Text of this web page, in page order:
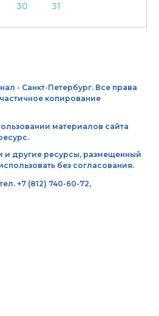
30 31
- Санкт-Петербург. Все права
копирование
материалов сайта
и другие ресурсы, размещенный
без согласования.
+7 (812) 740-60-72,